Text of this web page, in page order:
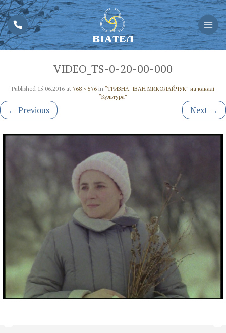
VIDEO_TS-0-20-00-000
Published 15.06.2016 at 768 × 576 in “ТРИЗНА. ІВАН МИКОЛАЙЧУК” на каналі
“Культура”
← Previous Next →